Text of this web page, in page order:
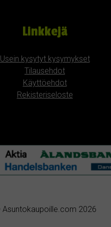
Linkkejä
Usein kysytyt kysymykset
Tilausehdot
Käyttöehdot
Rekisteriseloste
2026